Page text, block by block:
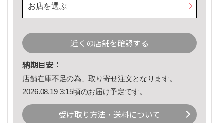
お店を選ぶ
近くの店舗を確認する
納期目安：
店舗在庫不足の為、取り寄せ注文となります。
2026.08.19 3:15頃のお届け予定です。
受け取り方法・送料について